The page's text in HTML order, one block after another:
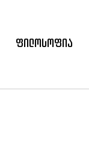
ფილოსოფია